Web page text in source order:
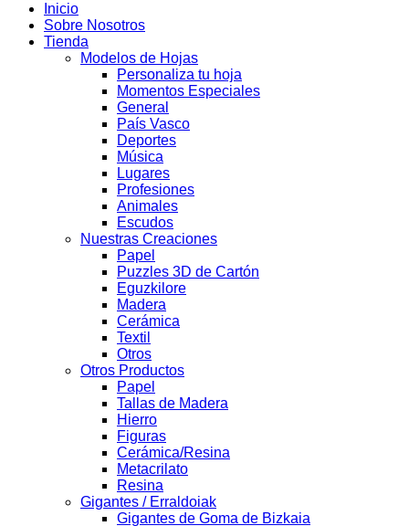
Inicio
Sobre Nosotros
Tienda
Modelos de Hojas
Personaliza tu hoja
Momentos Especiales
General
País Vasco
Deportes
Música
Lugares
Profesiones
Animales
Escudos
Nuestras Creaciones
Papel
Puzzles 3D de Cartón
Eguzkilore
Madera
Cerámica
Textil
Otros
Otros Productos
Papel
Tallas de Madera
Hierro
Figuras
Cerámica/Resina
Metacrilato
Resina
Gigantes / Erraldoiak
Gigantes de Goma de Bizkaia